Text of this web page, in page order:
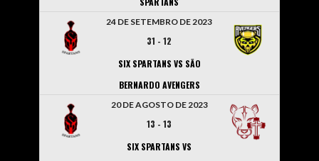
24 DE SETEMBRO DE 2023
31 -12
SIX SPARTANS VS SÃO
BERNARDO AVENGERS
20 DE AGOSTO DE 2023
13 -13
SIX SPARTANS VS